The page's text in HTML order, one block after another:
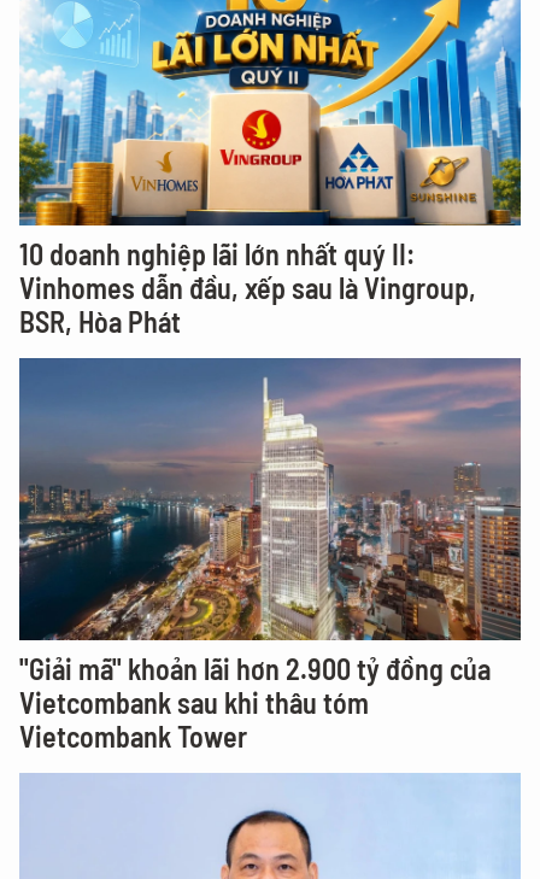
10 doanh nghiệp lãi lớn nhất quý II:
Vinhomes dẫn đầu, xếp sau là Vingroup,
BSR, Hòa Phát
"Giải mã" khoản lãi hơn 2.900 tỷ đồng của
Vietcombank sau khi thâu tóm
Vietcombank Tower